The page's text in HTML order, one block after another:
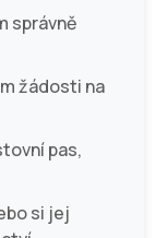
správně
žádosti na
pas,
si jej